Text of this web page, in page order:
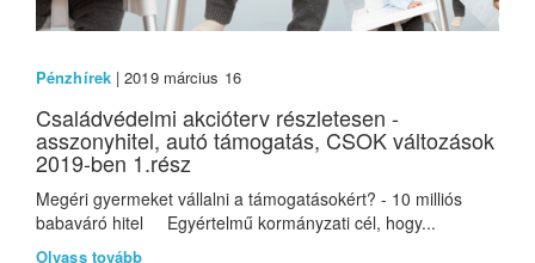
Pénzhírek| 2019 március 16
Családvédelmi akcióterv részletesen -
asszonyhitel, autó támogatás, CSOK változások
2019-ben 1.rész
Megéri gyermeket vállalni a támogatásokért? - 10 milliós
babaváró hitel Egyértelmű kormányzati cél, hogy...
Olvass tovább